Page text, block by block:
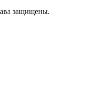
защищены.